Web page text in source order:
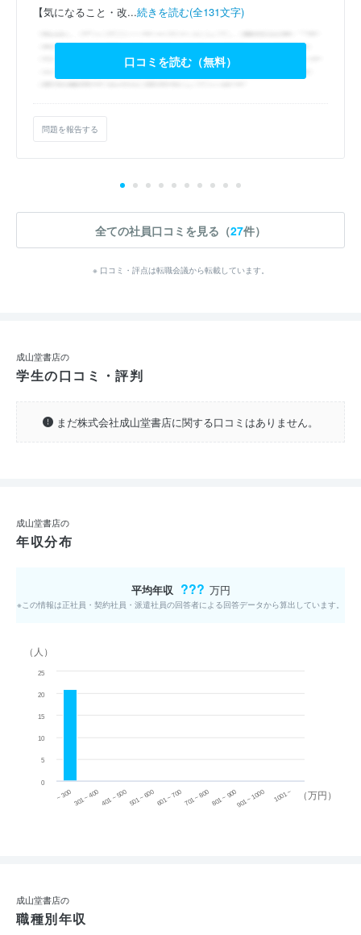
【気になること・改...続きを読む(全131文字)
口コミを読む（無料）
問題を報告する
全ての社員口コミを見る（27件）
※ 口コミ・評点は転職会議から転載しています。
成山堂書店の
学生の口コミ・評判
まだ株式会社成山堂書店に関する口コミはありません。
成山堂書店の
年収分布
平均年収 ??? 万円
※この情報は正社員・契約社員・派遣社員の回答者による回答データから算出しています。
（万円）
（人）
~ 300 301 ~ 400 401 ~ 500501 ~ 600601 ~ 700701 ~ 800801 ~ 900901 ~ 1000 1001 ~
0
5
10
15
20
25
成山堂書店の
職種別年収